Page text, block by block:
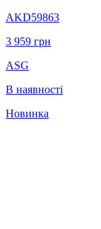
AKD59863
3 959 грн
ASG
В наявності
Новинка